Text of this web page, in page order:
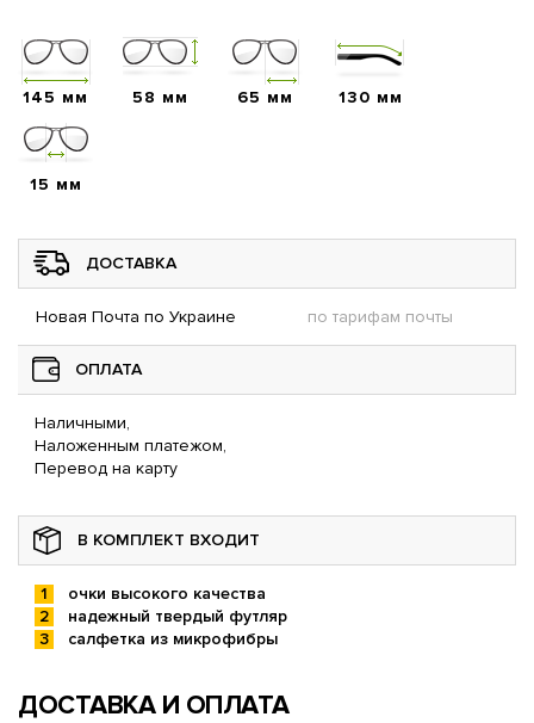
145 мм 58 мм 65 мм 130 мм
15 мм
ДОСТАВКА
Новая Почта по Украине по тарифам почты
ОПЛАТА
Наличными,
Наложенным платежом,
Перевод на карту
В КОМПЛЕКТ ВХОДИТ
очки высокого качества
надежный твердый футляр
салфетка из микрофибры
ДОСТАВКА И ОПЛАТА